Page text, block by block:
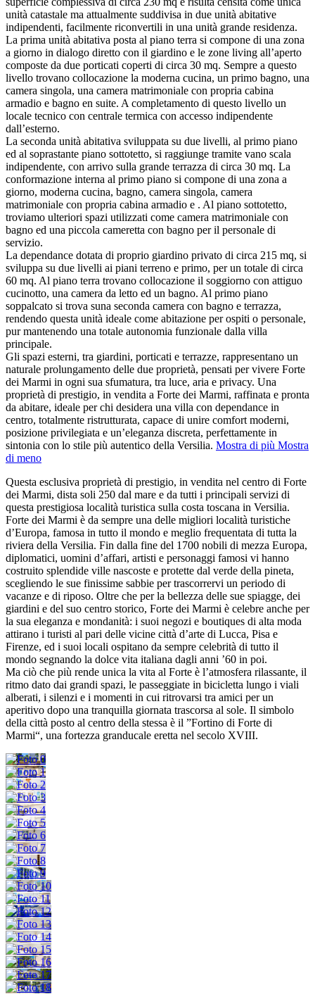
unità catastale ma attualmente suddivisa in due unità abitative
indipendenti, facilmente riconvertili in una unità grande residenza.
La prima unità abitativa posta al piano terra si compone di una zona
a giorno in dialogo diretto con il giardino e le zone living all’aperto
composte da due porticati coperti di circa 30 mq. Sempre a questo
livello trovano collocazione la moderna cucina, un primo bagno, una
camera singola, una camera matrimoniale con propria cabina
armadio e bagno en suite. A completamento di questo livello un
locale tecnico con centrale termica con accesso indipendente
dall’esterno.
La seconda unità abitativa sviluppata su due livelli, al primo piano
ed al soprastante piano sottotetto, si raggiunge tramite vano scala
indipendente, con arrivo sulla grande terrazza di circa 30 mq. La
conformazione interna al primo piano si compone di una zona a
giorno, moderna cucina, bagno, camera singola, camera
matrimoniale con propria cabina armadio e . Al piano sottotetto,
troviamo ulteriori spazi utilizzati come camera matrimoniale con
bagno ed una piccola cameretta con bagno per il personale di
servizio.
La dependance dotata di proprio giardino privato di circa 215 mq, si
sviluppa su due livelli ai piani terreno e primo, per un totale di circa
60 mq. Al piano terra trovano collocazione il soggiorno con attiguo
cucinotto, una camera da letto ed un bagno. Al primo piano
soppalcato si trova suna seconda camera con bagno e terrazza,
rendendo questa unità ideale come abitazione per ospiti o personale,
pur mantenendo una totale autonomia funzionale dalla villa
principale.
Gli spazi esterni, tra giardini, porticati e terrazze, rappresentano un
naturale prolungamento delle due proprietà, pensati per vivere Forte
dei Marmi in ogni sua sfumatura, tra luce, aria e privacy. Una
proprietà di prestigio, in vendita a Forte dei Marmi, raffinata e pronta
da abitare, ideale per chi desidera una villa con dependance in
centro, totalmente ristrutturata, capace di unire comfort moderni,
posizione privilegiata e un’eleganza discreta, perfettamente in
sintonia con lo stile più autentico della Versilia. Mostra di più Mostra
di meno
Questa esclusiva proprietà di prestigio, in vendita nel centro di Forte
dei Marmi, dista soli 250 dal mare e da tutti i principali servizi di
questa prestigiosa località turistica sulla costa toscana in Versilia.
Forte dei Marmi è da sempre una delle migliori località turistiche
d’Europa, famosa in tutto il mondo e meglio frequentata di tutta la
riviera della Versilia. Fin dalla fine del 1700 nobili di mezza Europa,
diplomatici, uomini d’affari, artisti e personaggi famosi vi hanno
costruito splendide ville nascoste e protette dal verde della pineta,
scegliendo le sue finissime sabbie per trascorrervi un periodo di
vacanze e di riposo. Oltre che per la bellezza delle sue spiagge, dei
giardini e del suo centro storico, Forte dei Marmi è celebre anche per
la sua eleganza e mondanità: i suoi negozi e boutiques di alta moda
attirano i turisti al pari delle vicine città d’arte di Lucca, Pisa e
Firenze, ed i suoi locali ospitano da sempre celebrità di tutto il
mondo segnando la dolce vita italiana dagli anni ’60 in poi.
Ma ciò che più rende unica la vita al Forte è l’atmosfera rilassante, il
ritmo dato dai grandi spazi, le passeggiate in bicicletta lungo i viali
alberati, i silenzi e i momenti in cui ritrovarsi tra amici per un
aperitivo dopo una tranquilla giornata trascorsa al sole. Il simbolo
della città posto al centro della stessa è il ”Fortino di Forte di
Marmi“, una fortezza granducale eretta nel secolo XVIII.